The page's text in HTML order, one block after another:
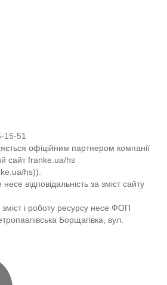
15-51
офіційним партнером компанії
сайт franke.ua/hs
hs)).
відповідальність за зміст сайту
зміст і роботу ресурсу несе ФОП
Борщагівка, вул.